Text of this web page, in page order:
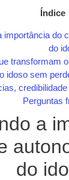
Índice
importância do
do
transformam
idoso sem
Perguntas
a
do